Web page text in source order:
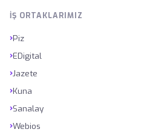
İŞ ORTAKLARIMIZ
›Piz
›EDigital
›Jazete
›Kuna
›Sanalay
›Webios